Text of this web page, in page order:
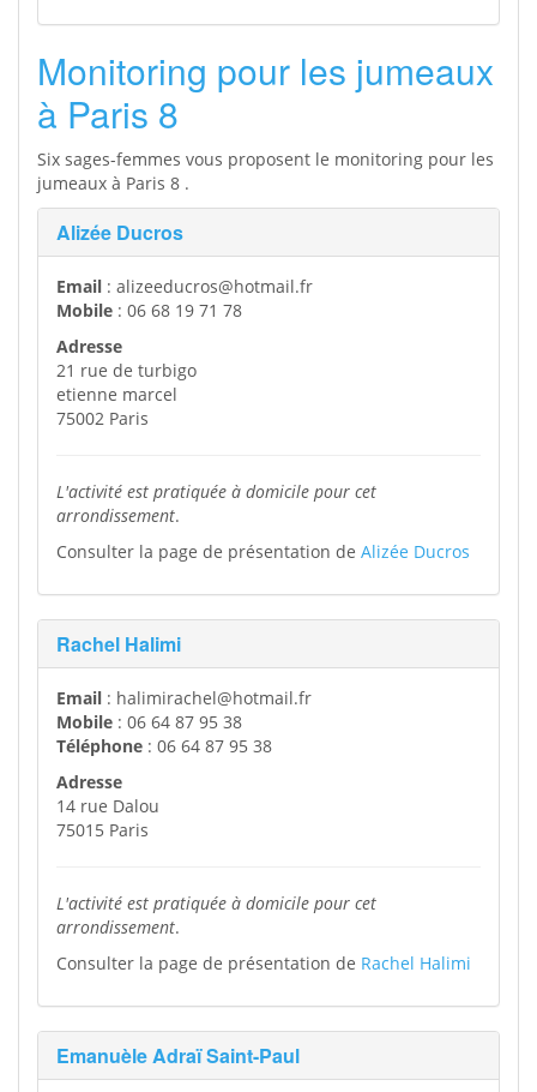
Monitoring pour les jumeaux
à Paris 8
Six sages-femmes vous proposent le monitoring pour les
jumeaux à Paris 8 .
Alizée Ducros
Email : alizeeducros@hotmail.fr
Mobile : 06 68 19 71 78
Adresse
21 rue de turbigo
etienne marcel
75002 Paris
L'activité est pratiquée à domicile pour cet
arrondissement.
Consulter la page de présentation de Alizée Ducros
Rachel Halimi
Email : halimirachel@hotmail.fr
Mobile : 06 64 87 95 38
Téléphone : 06 64 87 95 38
Adresse
14 rue Dalou
75015 Paris
L'activité est pratiquée à domicile pour cet
arrondissement.
Consulter la page de présentation de Rachel Halimi
Emanuèle Adraï Saint-Paul